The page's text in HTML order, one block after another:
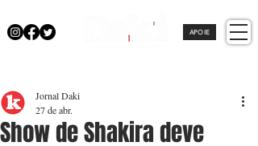
APOIE
Show de Shakira deve
Jornal Daki
27 de abr.